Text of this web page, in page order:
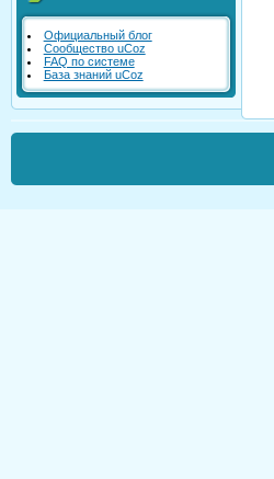
Официальный блог
Сообщество uCoz
FAQ по системе
База знаний uCoz